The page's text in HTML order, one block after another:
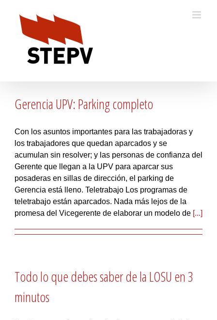
content
Gerencia UPV: Parking completo
Con los asuntos importantes para las trabajadoras y
los trabajadores que quedan aparcados y se
acumulan sin resolver; y las personas de confianza del
Gerente que llegan a la UPV para aparcar sus
posaderas en sillas de dirección, el parking de
Gerencia está lleno. Teletrabajo Los programas de
teletrabajo están aparcados. Nada más lejos de la
promesa del Vicegerente de elaborar un modelo de [...]
Todo lo que debes saber de la LOSU en 3
minutos